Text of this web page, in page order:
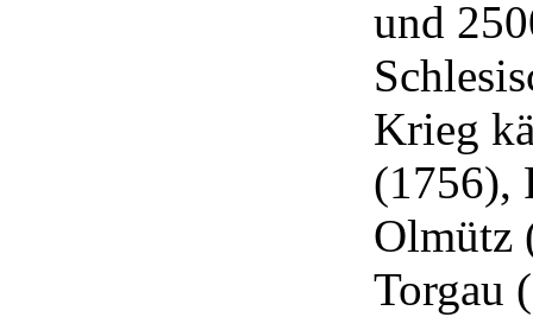
und
Krieg
(1756),
Olmütz
Torgau